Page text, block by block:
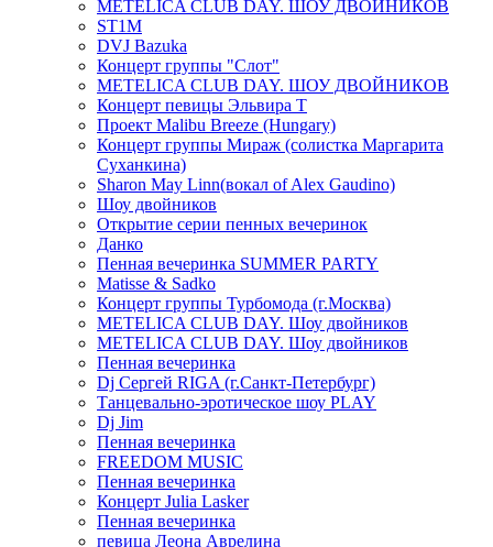
METELICA CLUB DAY. ШОУ ДВОЙНИКОВ
ST1M
DVJ Bazuka
Концерт группы "Слот"
METELICA CLUB DAY. ШОУ ДВОЙНИКОВ
Концерт певицы Эльвира Т
Проект Malibu Breeze (Hungary)
Концерт группы Мираж (солистка Маргарита
Суханкина)
Sharon May Linn(вокал of Alex Gaudino)
Шоу двойников
Открытие серии пенных вечеринок
Данко
Пенная вечеринка SUMMER PARTY
Matisse & Sadko
Концерт группы Турбомода (г.Москва)
METELICA CLUB DAY. Шоу двойников
METELICA CLUB DAY. Шоу двойников
Пенная вечеринка
Dj Сергей RIGA (г.Санкт-Петербург)
Танцевально-эротическое шоу PLAY
Dj Jim
Пенная вечеринка
FREEDOM MUSIC
Пенная вечеринка
Концерт Julia Lasker
Пенная вечеринка
певица Леона Аврелина